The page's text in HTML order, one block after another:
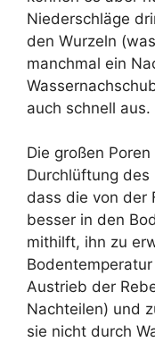
Niederschläge
den Wurzeln
manchmal ein
auch schnell aus.
Die großen
Durchlüftung
dass die von der
besser in den
mithilft, ihn zu
Austrieb der
Nachteilen) und
sie nicht durch